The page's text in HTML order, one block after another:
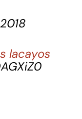
lacayos